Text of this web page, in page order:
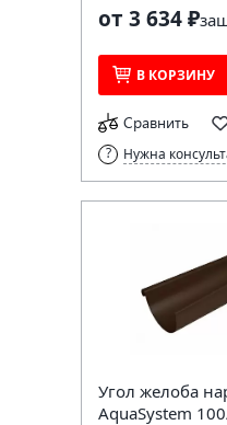
от 3 634 ₽за
В КОРЗИНУ
Сравнить
Нужна
Угол желоба
AquaSystem